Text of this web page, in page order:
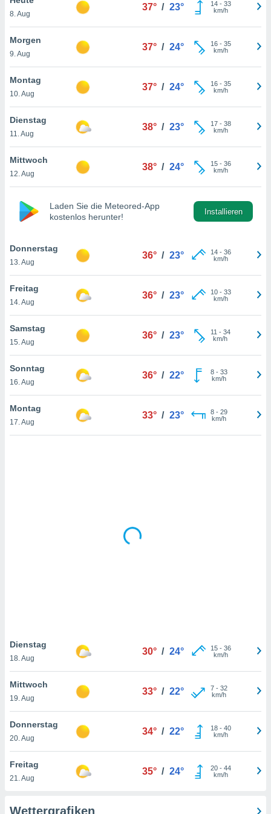
oder
Partner
es uns
das
der
Profil zu
Ihnen
finden
. Sie
jederzeit
Sie
der
weiterhin
nicht
von
und
auf
klicken.
8. Aug
37° / 23° 14- 33
km/h
Morgen
9. Aug
37° / 24° 16- 35
km/h
Montag
10. Aug
37° / 24° 16- 35
km/h
Dienstag
11. Aug
38° / 23° 17- 38
km/h
Mittwoch
12. Aug
38° / 24° 15- 36
km/h
Laden Sie die Meteored-App
kostenlos herunter!
Installieren
Donnerstag
13. Aug
36° / 23° 14- 36
km/h
Freitag
14. Aug
36° / 23° 10- 33
km/h
Samstag
15. Aug
36° / 23° 11 - 34
km/h
Sonntag
16. Aug
36° / 22° 8- 33
km/h
Montag
17. Aug
33° / 23° 8- 29
km/h
Dienstag
18. Aug
30° / 24° 15- 36
km/h
Mittwoch
19. Aug
33° / 22° 7- 32
km/h
Donnerstag
20. Aug
34° / 22° 18- 40
km/h
Freitag
21. Aug
35° / 24° 20- 44
km/h
Wettergrafiken